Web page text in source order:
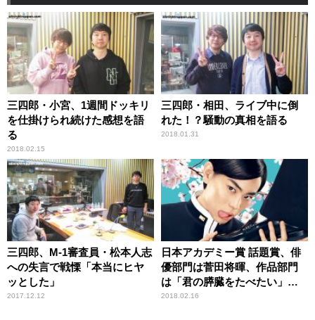
三四郎・小宮、1週間ドッキリ
を仕掛けられ続けた感想を語
る
2018.02.15
三四郎・相田、ライブ中に倒
れた！？騒動の真相を語る
2018.01.31
三四郎、M-1審査員・松本人志
への失言で戦慄「本当にヒヤ
ッとした」
2017.12.12
日本アカデミー賞 話題賞、俳
優部門は菅田将暉、作品部門
は「君の膵臓をたべたい」が
受賞！
2018.02.16